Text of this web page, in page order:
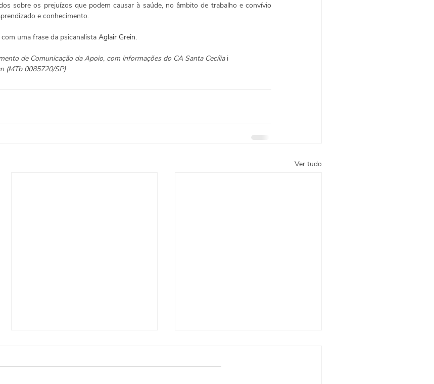
sobre os prejuízos que podem causar à saúde, no âmbito de trabalho e convívio
e conhecimento.
uma frase da psicanalista Aglair Grein.
de Comunicação da Apoio, com informações do CA Santa Cecília i
(MTb 0085720/SP)
Ver tudo